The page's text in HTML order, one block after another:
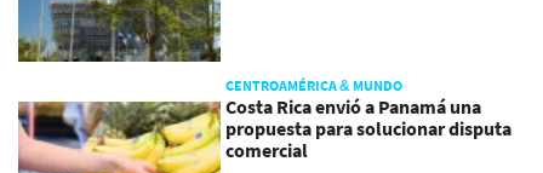
CENTROAMÉRICA & MUNDO
Costa Rica envió a Panamá una
propuesta para solucionar disputa
comercial